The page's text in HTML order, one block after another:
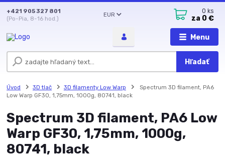
Menu
EUR
Hľadať
+421 905 327 801
(Po-Pia, 8-16 hod.)
0 ks
za 0 €
Úvod 3D tlač 3D filamenty Low Warp
Spectrum 3D filament, PA6
Low Warp GF30, 1,75mm, 1000g, 80741, black
Spectrum 3D filament, PA6 Low
Warp GF30, 1,75mm, 1000g,
80741, black